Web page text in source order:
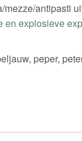
mezze/antipasti
en explosieve
peper,